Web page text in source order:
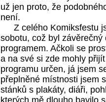
už jen proto, že
není.
Z celého Komiksfestu
sobotu, což byl
programem. Ačkoli se
a na své si zde mohly
programu určen, já jsem
přeplněné místnosti jsem
stánků s plakáty, diáři,
kterých mě dlouho bavilo